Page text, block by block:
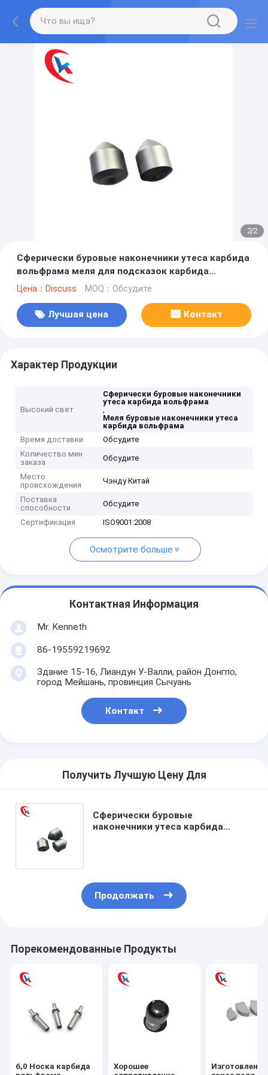
2/2
Сферически буровые наконечники утеса карбида
вольфрама меля для подсказок карбида
вольфрама минирования руды
Цена：Discuss MOQ：Обсудите
Лучшая цена Контакт
Характер Продукции
Высокий свет
Сферически буровые наконечники
утеса карбида вольфрама
,
Меля буровые наконечники утеса
карбида вольфрама
Время доставки
Обсудите
Количество мин
заказа
Обсудите
Место
происхождения
Чэнду Китай
Поставка
способности
Обсудите
Сертификация ISO9001:2008
Осмотрите больше
Контактная Информация
Mr. Kenneth
86-19559219692
Здание 15-16, Лиандун У-Валли, район Донгпо,
город Мейшань, провинция Сычуань
Контакт
Получить Лучшую Цену Для
Сферически буровые
наконечники утеса карбида
Продолжать
Порекомендованные Продукты
6,0 Носка карбида
Хорошее